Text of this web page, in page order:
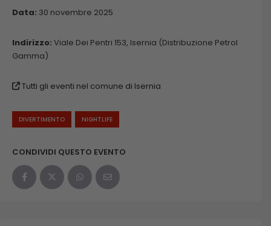
Data: 30 novembre 2025
Indirizzo: Viale Dei Pentri 153, Isernia (Distribuzione Petrol
Gamma)
Tutti gli eventi nel comune di Isernia
DIVERTIMENTO NIGHTLIFE
CONDIVIDI QUESTO EVENTO